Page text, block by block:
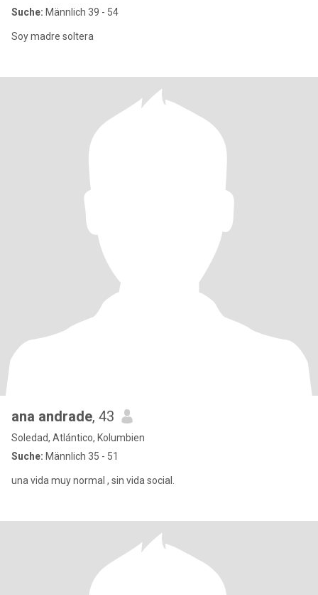
Suche: Männlich 39 - 54
Soy madre soltera
ana andrade, 43
Soledad, Atlántico, Kolumbien
Suche: Männlich 35 - 51
una vida muy normal , sin vida social.